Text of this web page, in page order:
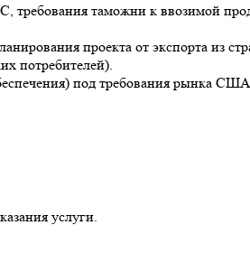
требования таможни к ввозимой
проекта от экспорта из
потребителей).
под требования рынка
услуги.